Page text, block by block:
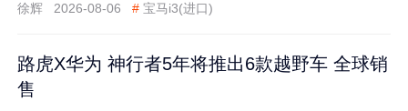
徐辉 2026-08-06 # 宝马i3(进口)
路虎X华为 神行者5年将推出6款越野车 全球销
售